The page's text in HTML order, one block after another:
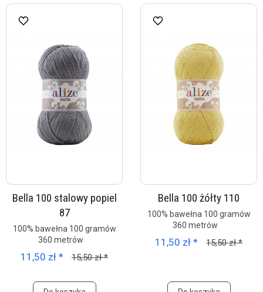
Bella 100 stalowy popiel
87
100% bawełna 100 gramów
360 metrów
11,50 zł * 15,50 zł *
Bella 100 żółty 110
100% bawełna 100 gramów
360 metrów
11,50 zł * 15,50 zł *